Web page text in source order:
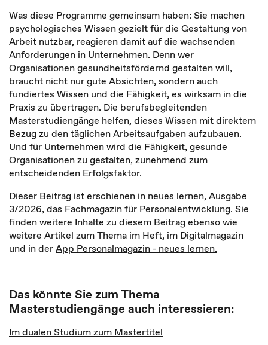
Was diese Programme gemeinsam haben: Sie machen
psychologisches Wissen gezielt für die Gestaltung von
Arbeit nutzbar, reagieren damit auf die wachsenden
Anforderungen in Unternehmen. Denn wer
Organisationen gesundheitsfördernd gestalten will,
braucht nicht nur gute Absichten, sondern auch
fundiertes Wissen und die Fähigkeit, es wirksam in die
Praxis zu übertragen. Die berufsbegleitenden
Masterstudiengänge helfen, dieses Wissen mit direktem
Bezug zu den täglichen Arbeitsaufgaben aufzubauen.
Und für Unternehmen wird die Fähigkeit, gesunde
Organisationen zu gestalten, zunehmend zum
entscheidenden Erfolgsfaktor.
Dieser Beitrag ist erschienen in neues lernen, Ausgabe
3/2026, das Fachmagazin für Personalentwicklung. Sie
finden weitere Inhalte zu diesem Beitrag ebenso wie
weitere Artikel zum Thema im Heft, im Digitalmagazin
und in derApp Personalmagazin - neues lernen.
Das könnte Sie zum Thema
Masterstudiengänge auch interessieren:
Im dualen Studium zum Mastertitel